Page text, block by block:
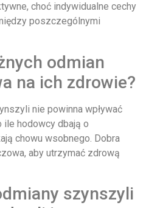
choć indywidualne cechy
poszczególnymi
odmian
na ich zdrowie?
nie powinna wpływać
ile hodowcy dbają o
chowu wsobnego. Dobra
aby utrzymać zdrową
szynszyli